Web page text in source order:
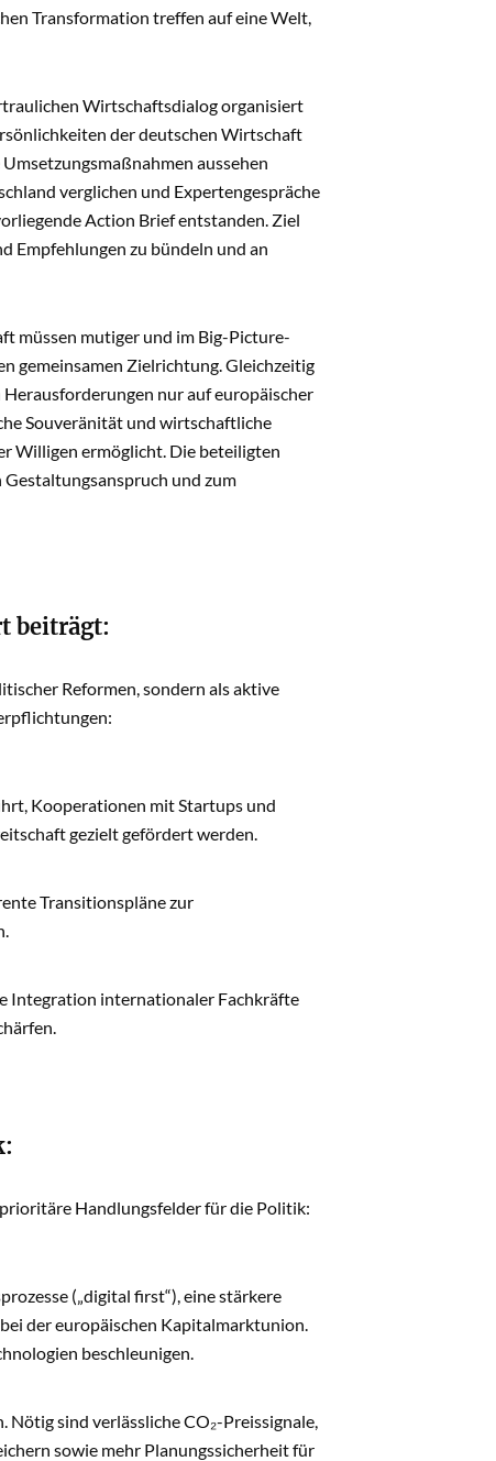
Transformation treffen auf eine Welt,
Wirtschaftsdialog organisiert
der deutschen Wirtschaft
aussehen
verglichen und Expertengespräche
Action Brief entstanden. Ziel
Empfehlungen zu bündeln und an
müssen mutiger und im Big-Picture-
gemeinsamen Zielrichtung. Gleichzeitig
nur auf europäischer
Souveränität und wirtschaftliche
Willigen ermöglicht. Die beteiligten
und zum
beiträgt:
Reformen, sondern als aktive
Kooperationen mit Startups und
gezielt gefördert werden.
Transitionspläne zur
Integration internationaler Fachkräfte
Handlungsfelder für die Politik:
(„digital first“), eine stärkere
der europäischen Kapitalmarktunion.
beschleunigen.
sind verlässliche CO₂-Preissignale,
sowie mehr Planungssicherheit für